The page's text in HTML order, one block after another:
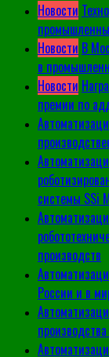
Новости
Новости В
в
Новости
премии по
системы SSi
производств
России и в